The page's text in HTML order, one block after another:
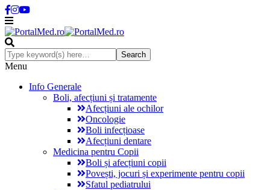
Menu
Info Generale
Boli, afecțiuni și tratamente
Afecțiuni ale ochilor
Oncologie
Boli infecțioase
Afecțiuni dentare
Medicina pentru Copii
Boli și afecțiuni copii
Povești, jocuri și experimente pentru copii
Sfatul pediatrului